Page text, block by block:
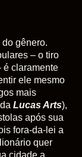
gênero.
– o tiro
é claramente
ele mesmo
mais
Lucas Arts),
após sua
fora-da-lei a
quer